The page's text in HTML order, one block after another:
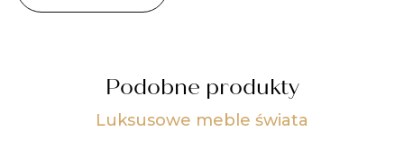
Podobne produkty
Luksusowe meble świata